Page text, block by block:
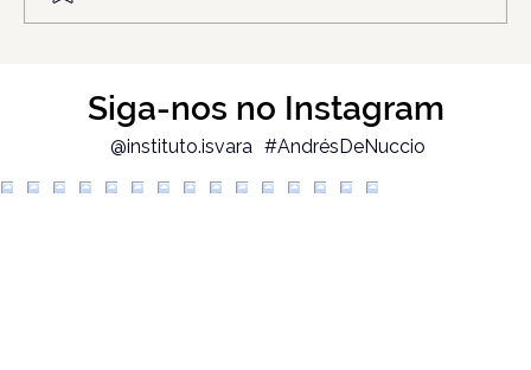
Siga-nos no Instagram
#AndrésDeNuccio
@instituto.isvara
não se conhecia tanto.
Autoconhecimento